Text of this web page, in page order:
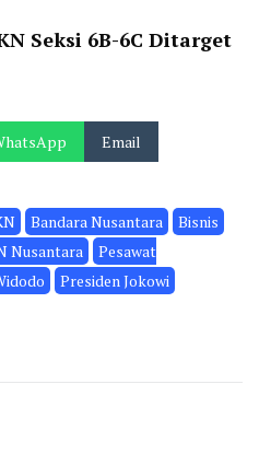
Seksi 6B-6C Ditarget
Email
Bandara Nusantara
Bisnis
Nusantara
Pesawat
Presiden Jokowi